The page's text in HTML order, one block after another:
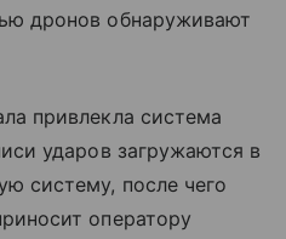
дронов обнаруживают
привлекла система
ударов загружаются в
систему, после чего
оператору